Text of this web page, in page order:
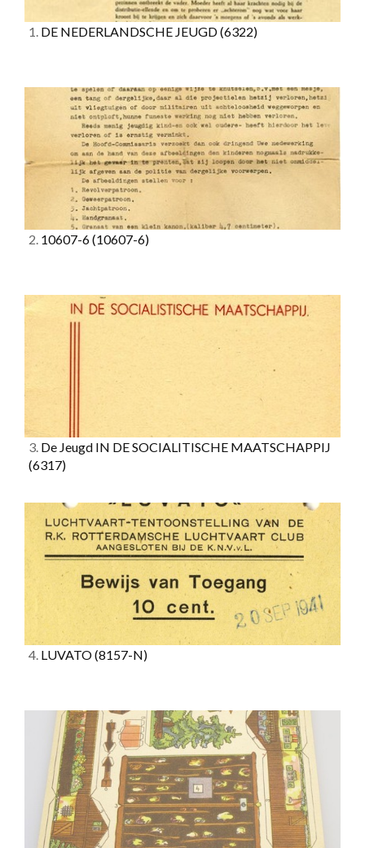
1. DE NEDERLANDSCHE JEUGD(6322)
2. 10607-6(10607-6)
3. De Jeugd IN DE SOCIALITISCHE MAATSCHAPPIJ
(6317)
4. LUVATO(8157-N)